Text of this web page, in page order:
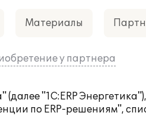
Материалы
у партнера
"1С:ERP
по ERP-решениям",